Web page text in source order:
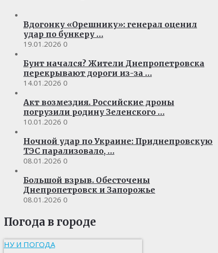
Вдогонку «Орешнику»: генерал оценил
удар по бункеру …
19.01.2026 0
Бунт начался? Жители Днепропетровска
перекрывают дороги из-за …
14.01.2026 0
Акт возмездия. Российские дроны
погрузили родину Зеленского …
10.01.2026 0
Ночной удар по Украине: Приднепровскую
ТЭС парализовало, …
08.01.2026 0
Большой взрыв. Обесточены
Днепропетровск и Запорожье
08.01.2026 0
Погода в городе
НУ И ПОГОДА